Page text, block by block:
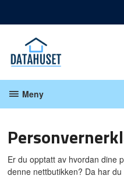
Meny
Er du opptatt av hvordan dine
denne nettbutikken? Da har